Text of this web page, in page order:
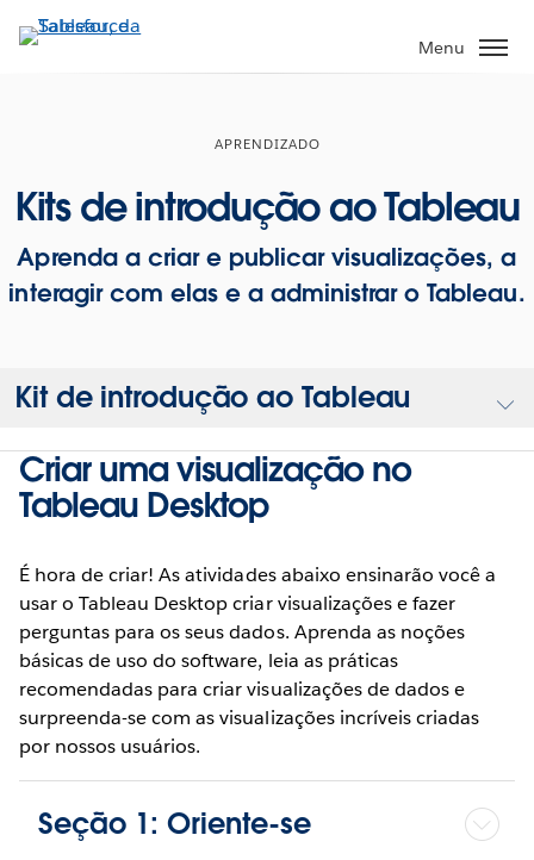
Pular
para
Menu
APRENDIZADO
Kits de introdução ao Tableau
Aprenda a criar e publicar visualizações, a
interagir com elas e a administrar o Tableau.
Kit de introdução ao Tableau
Criar uma visualização no
Tableau Desktop
É hora de criar! As atividades abaixo ensinarão você a
usar o Tableau Desktop criar visualizações e fazer
perguntas para os seus dados. Aprenda as noções
básicas de uso do software, leia as práticas
recomendadas para criar visualizações de dados e
surpreenda-se com as visualizações incríveis criadas
por nossos usuários.
Seção 1: Oriente-se